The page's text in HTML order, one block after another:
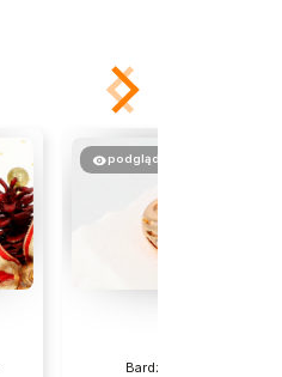
podgląd
Bardzo fajny spełnił